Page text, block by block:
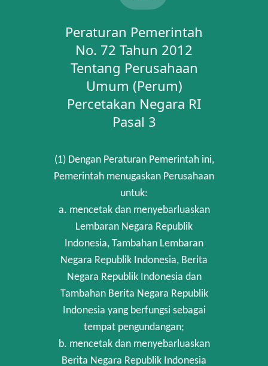
Peraturan Pemerintah
No. 72 Tahun 2012
Tentang Perusahaan
Umum (Perum)
Percetakan Negara RI
Pasal 3
(1) Dengan Peraturan Pemerintah ini,
Pemerintah menugaskan Perusahaan
untuk:
a. mencetak dan menyebarluaskan
Lembaran Negara Republik
Indonesia, Tambahan Lembaran
Negara Republik Indonesia, Berita
Negara Republik Indonesia dan
Tambahan Berita Negara Republik
Indonesia yang berfungsi sebagai
tempat pengundangan;
b. mencetak dan menyebarluaskan
Berita Negara Republik Indonesia